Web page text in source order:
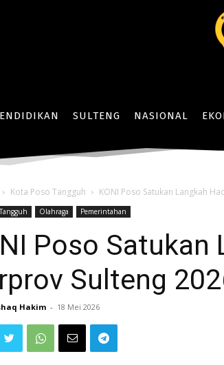
SULTENG NASIONAL
Kota Poso Tangguh KONI Poso Satukan Langkah
Olahraga Pemerintahan
Poso Satukan
Sulteng
Hakim - 18 Mei 2026